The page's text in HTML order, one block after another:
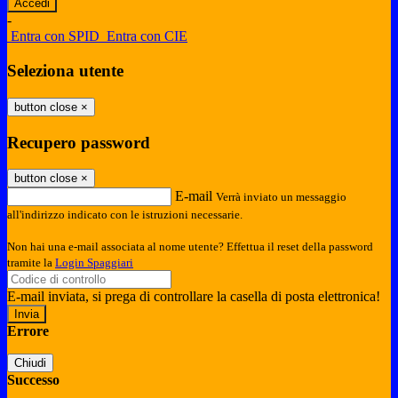
-
Entra con SPID Entra con CIE
Seleziona utente
button close ×
Recupero password
button close ×
E-mail Verrà inviato un messaggio
all'indirizzo indicato con le istruzioni necessarie.
Non hai una e-mail associata al nome utente? Effettua il reset della password
tramite la Login Spaggiari
E-mail inviata, si prega di controllare la casella di posta elettronica!
Errore
Chiudi
Successo